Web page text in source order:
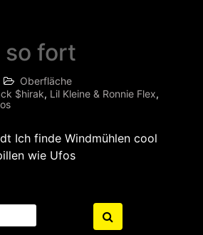
so fort
Oberfläche
$hirak, Lil Kleine & Ronnie Flex,
Ich finde Windmühlen cool
wie Ufos
Search